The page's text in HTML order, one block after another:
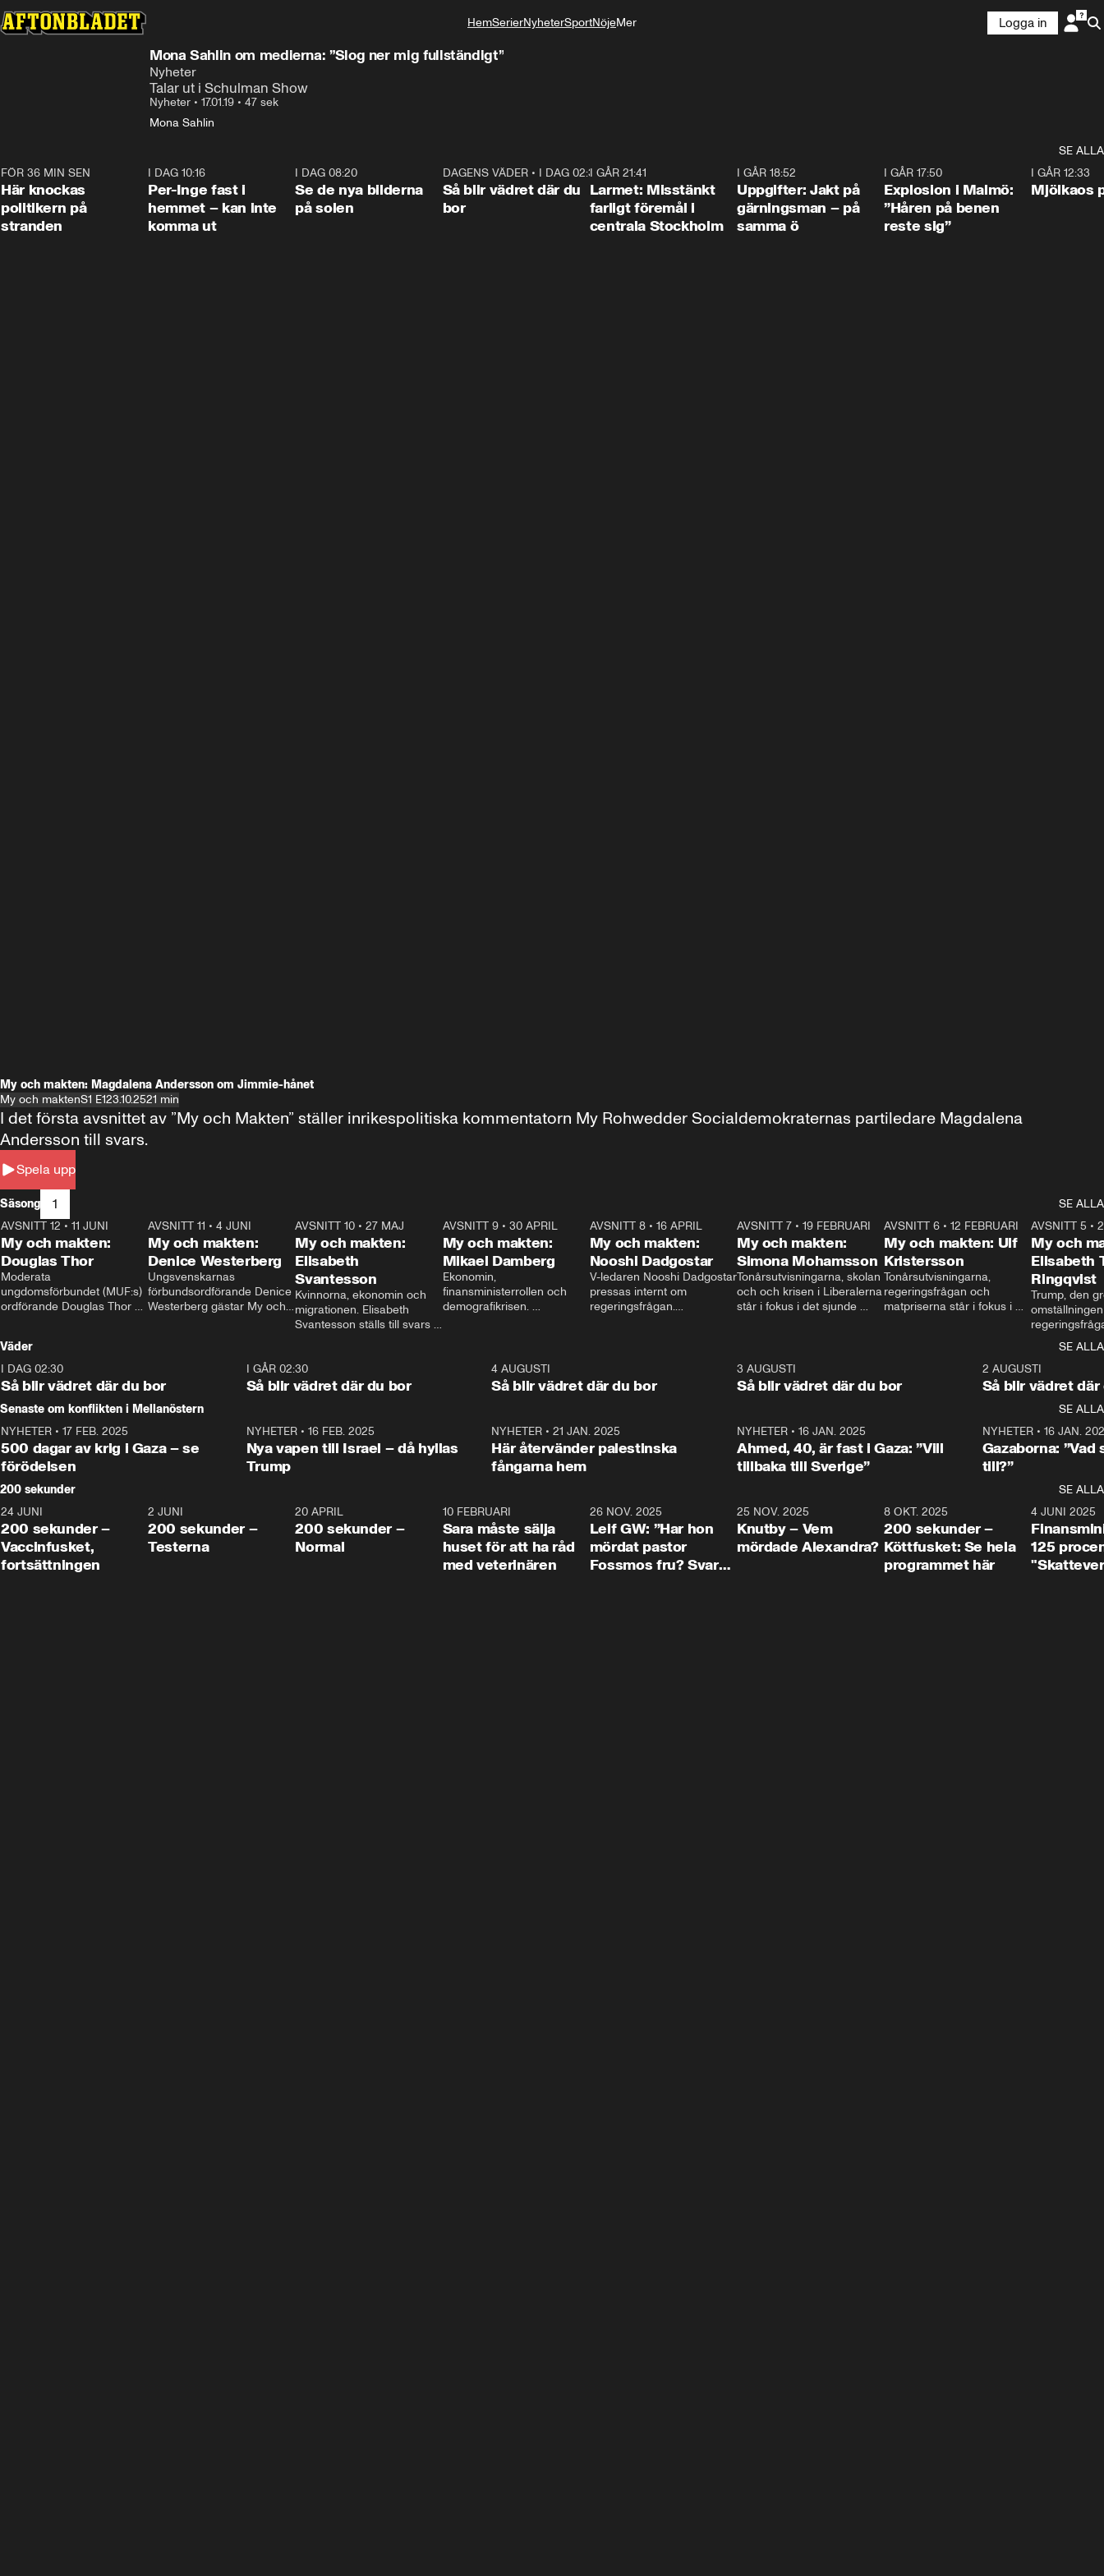
HemSerierNyheterSportNöjeMer
Logga in
Mona Sahlin om medierna: ”Slog ner mig fullständigt”
Nyheter
Talar ut i Schulman Show
Nyheter • 17.01.19 • 47 sek
Mona Sahlin
SE ALLA
FÖR 36 MIN SEN
Här knockas
politikern på
stranden
I DAG 10:16
Per-Inge fast i
hemmet – kan inte
komma ut
I DAG 08:20
Se de nya bilderna
på solen
1:06
DAGENS VÄDER• I DAG 02:30
Så blir vädret där du
bor
I GÅR 21:41
Larmet: Misstänkt
farligt föremål i
centrala Stockholm
I GÅR 18:52
Uppgifter: Jakt på
gärningsman – på
samma ö
I GÅR 17:50
Explosion i Malmö:
”Håren på benen
reste sig”
I GÅR 12:33
Mjölkaos
My och makten: Magdalena Andersson om Jimmie-hånet
My och maktenS1 E123.10.2521 min
Spela upp
I det första avsnittet av ”My och Makten” ställer inrikespolitiska kommentatorn My Rohwedder Socialdemokraternas partiledare Magdalena
Andersson till svars.
Säsong 1
SE ALLA
26:27
AVSNITT 12 • 11 JUNI
My och makten:
Douglas Thor
Moderata
ungdomsförbundet (MUF:s)
ordförande Douglas Thor
tonårsutvisningarna och hur
Moderaterna ska locka
väljare till valet i höst.
23:40
AVSNITT 11 •4 JUNI
My och makten:
Denice Westerberg
Ungsvenskarnas
förbundsordförande Denice
Westerberg gästar My och
AVSNITT 10 •27 MAJ
My och makten:
Elisabeth
Svantesson
Kvinnorna, ekonomin och
migrationen. Elisabeth
Svantesson ställs till svars
AVSNITT 9• 30 APRIL
My och makten:
Mikael Damberg
Ekonomin,
finansministerrollen och
demografikrisen.
och Makten.
AVSNITT 8• 16 APRIL
My och makten:
Nooshi Dadgostar
V-ledaren Nooshi Dadgostar
pressas internt om
regeringsfrågan.
– Vi ställer upp i val. Ska vi
vara med så sitter vi förstås
24:30
AVSNITT 7• 19 FEBRUARI
My och makten:
Simona Mohamsson
Tonårsutvisningarna, skolan
och och krisen i Liberalerna
står i fokus i det sjunde
kommentator My
Rohwedder ställer
utbildnings- och
Mohamsson till svars.
27:30
AVSNITT 6 •12 FEBRUARI
My och makten: Ulf
Kristersson
Tonårsutvisningarna,
regeringsfrågan och
matpriserna står i fokus i
Rohwedder ställer
statsminister Ulf Kristersson
AVSNITT 5 •
My och
Elisabeth
Ringqvist
Trump, den
centrum i
avsnittet av
Makten”. Se
Aftonbladets
Rohwedder
Thand Ring
Väder
SE ALLA
I DAG 02:30
Så blir vädret där du bor
1:06
I GÅR 02:30
Så blir vädret där du bor
4 AUGUSTI
Så blir vädret där du bor
3 AUGUSTI
Så blir vädret där du bor
2 AUGUSTI
Så blir vädret där
Senaste om konflikten i Mellanöstern
SE ALLA
NYHETER • 17 FEB. 2025
500 dagar av krig i Gaza – se
förödelsen
NYHETER• 16 FEB. 2025
Nya vapen till Israel – då hyllas
Trump
NYHETER •21 JAN. 2025
Här återvänder palestinska
fångarna hem
NYHETER• 16 JAN. 2025
Ahmed, 40, är fast i Gaza: ”Vill
tillbaka till Sverige”
NYHETER• 16 JAN.
Gazaborna:
till?”
200 sekunder
SE ALLA
5:00
24 JUNI
200 sekunder –
Vaccinfusket,
fortsättningen
4:23
2 JUNI
200 sekunder –
Testerna
20 APRIL
200 sekunder –
Normal
10 FEBRUARI
Sara måste sälja
huset för att ha råd
med veterinären
26 NOV. 2025
Leif GW: ”Har hon
mördat pastor
Fossmos fru? Svar
31:05
25 NOV. 2025
Knutby – Vem
mördade Alexandra?
4:29
8 OKT. 2025
200 sekunder –
Köttfusket: Se hela
programmet här
4 JUNI 2025
125